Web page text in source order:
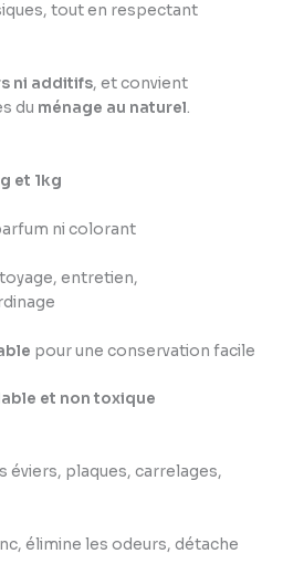
tout en respectant
ni additifs, et convient
du ménage au naturel.
et 1kg
ni colorant
entretien,
pour une conservation facile
et non toxique
éviers, plaques, carrelages,
élimine les odeurs, détache